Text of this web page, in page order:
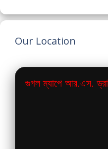
Our Location
গুগল ম্যাপে আর.এস.